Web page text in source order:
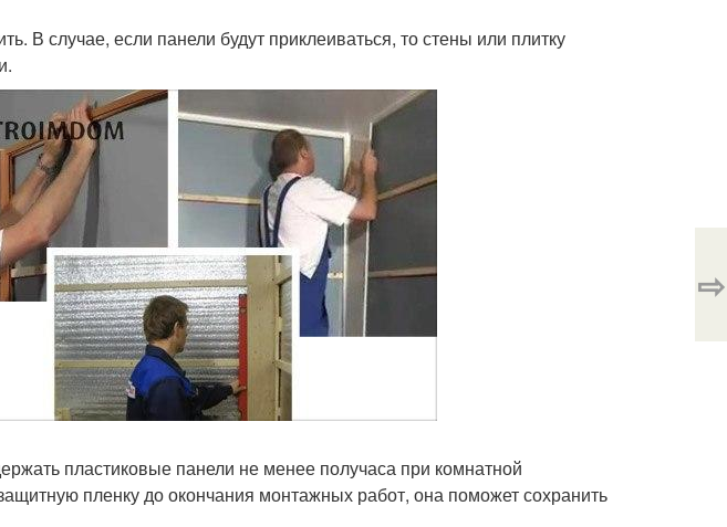
В случае, если панели будут приклеиваться, то стены или плитку
пластиковые панели не менее получаса при комнатной
пленку до окончания монтажных работ, она поможет сохранить
⇨